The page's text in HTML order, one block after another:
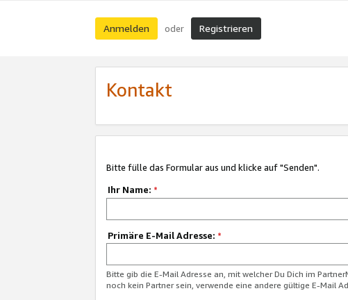
Anmelden oder Registrieren
Kontakt
Bitte fülle das Formular aus und klicke auf "Senden".
Ihr Name: *
Primäre E-Mail Adresse: *
Bitte gib die E-Mail Adresse an, mit welcher Du Dich im
noch kein Partner sein, verwende eine andere gültige E-Mail